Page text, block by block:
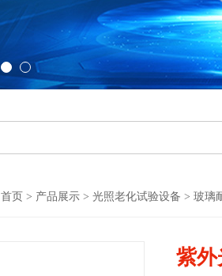
首页 > 产品展示 > 光照老化试验设备 > 玻璃
紫